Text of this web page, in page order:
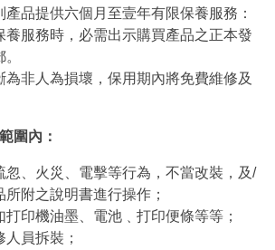
產品提供六個月至壹年有限保養服務：
養服務時，必需出示購買產品之正本發
為非人為損壞，保用期內將免費維修及
圍內：
忽、火災、電擊等行為，不當改裝，及/
附之說明書進行操作；
打印機油墨、電池﹑打印便條等等；
員拆裝；